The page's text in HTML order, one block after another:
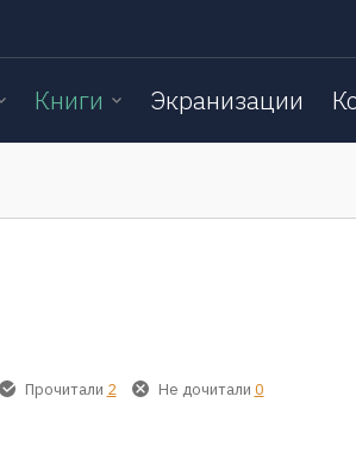
Книги Экранизации
Прочитали 2 Не дочитали 0